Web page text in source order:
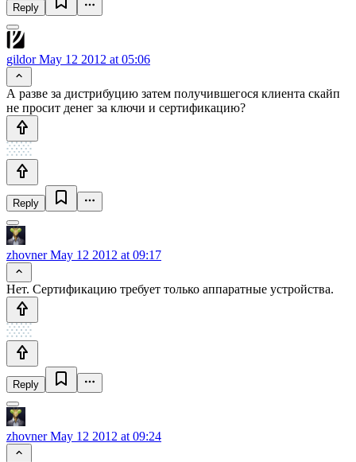
Reply
gildorMay 12 2012 at 05:06
А разве за дистрибуцию затем получившегося клиента скайп
не просит денег за ключи и сертификацию?
Reply
zhovnerMay 12 2012 at 09:17
Нет. Сертификацию требует только аппаратные устройства.
Reply
zhovnerMay 12 2012 at 09:24